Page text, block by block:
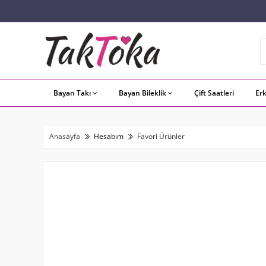
Bayan Takı Bayan Bileklik Çift Saatleri
Anasayfa Hesabım Favori Ürünler